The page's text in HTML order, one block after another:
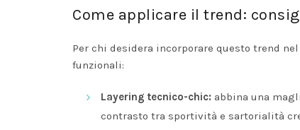
Come applicare il trend:
Per chi desidera incorporare questo trend
funzionali:
Layering tecnico-chic: abbina una
contrasto tra sportività e sartorialità